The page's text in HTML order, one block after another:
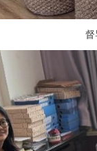
督